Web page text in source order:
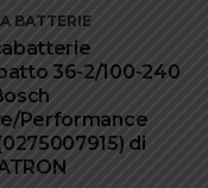
BATTERIE
36-2/100-240
Performance
di